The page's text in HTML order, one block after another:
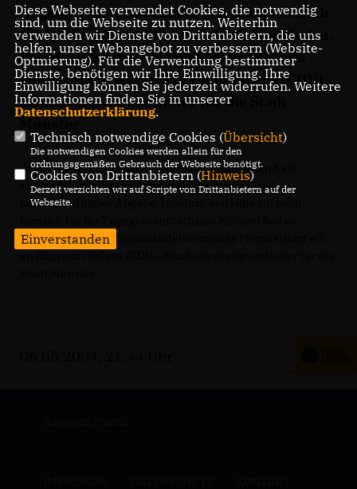
Abgabe. Insofern bedanke ich mich herzlich
für Ihr Engagement“ schrieb Michael Radau,
Vorsitzender des Einzelhandelsverbands
Münsterland e.V. an Ruprecht Polenz (CDU),
Bundestagsabgeordneter für die Stadt
Wir sind als Einzelhandelsverband Münsterland e.V.
ebenfalls strikt gegen diese völlig unsinnige und
kontraproduktive Abgabe. Insofern bedanke ich mich
Vorsitzender des Einzelhandelsverbands Münsterland e.V.
Diese Webseite verwendet Cookies, die notwendig
sind, um die Webseite zu nutzen. Weiterhin
verwenden wir Dienste von Drittanbietern, die uns
helfen, unser Webangebot zu verbessern (Website-
Optmierung). Für die Verwendung bestimmter
Dienste, benötigen wir Ihre Einwilligung. Ihre
Einwilligung können Sie jederzeit widerrufen. Weitere
Informationen finden Sie in unserer
Datenschutzerklärung.
Technisch notwendige Cookies (Übersicht)
Die notwendigen Cookies werden allein für den
ordnungsgemäßen Gebrauch der Webseite benötigt.
Cookies von Drittanbietern (Hinweis)
Derzeit verzichten wir auf Scripte von Drittanbietern auf der
Webseite.
Einverstanden